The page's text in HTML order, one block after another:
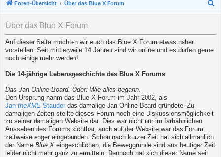
Foren-Übersicht Über das Blue X Forum
Über das Blue X Forum
Auf dieser Seite möchten wir euch das Blue X Forum etwas näher
vorstellen. Seit mittlerweile 14 Jahren sind wir online und es dürfen gerne
noch einige mehr werden!
Die 14-jährige Lebensgeschichte des Blue X Forums
Das Jan-Online Board. Oder: Wie alles begann.
Den Ursprung nahm das Blue X Forum im Jahr 2002, als
Jan theXME Stauder das damalige Jan-Online Board gründete. Zu
damaligen Zeiten stellte dieses Forum noch eine Diskussionsmöglichkeit
zu seiner damaligen Website dar. Dies war nicht nur im farbähnlichen
Aussehen des Forums sichtbar, auch auf der Website war das Forum
zeitweise enger eingebunden. Schon nach kurzer Zeit hat sich allmählich
der Name Blue X eingeschlichen, die Beweggründe sind aus heutiger Zeit
leider nicht mehr ganz zu ermitteln. Dennoch hat sich dieser Name seit